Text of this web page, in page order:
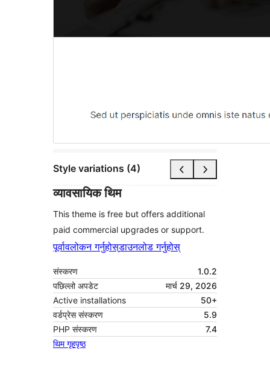
Style variations (4)
व्यावसायिक थिम
This theme is free but offers additional
paid commercial upgrades or support.
पूर्वावलोकन गर्नुहोस्डाउनलोड गर्नुहोस्
संस्करण
1.0.2
पछिल्लो अपडेट
मार्च 29, 2026
Active installations
50+
वर्डप्रेस संस्करण
5.9
PHP संस्करण
7.4
थिम गृहपृष्ठ